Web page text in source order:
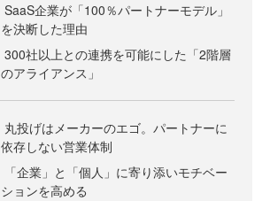
SaaS企業が「100％パートナーモデル」
を決断した理由
300社以上との連携を可能にした「2階層
のアライアンス」
丸投げはメーカーのエゴ。パートナーに
依存しない営業体制
「企業」と「個人」に寄り添いモチベー
ションを高める